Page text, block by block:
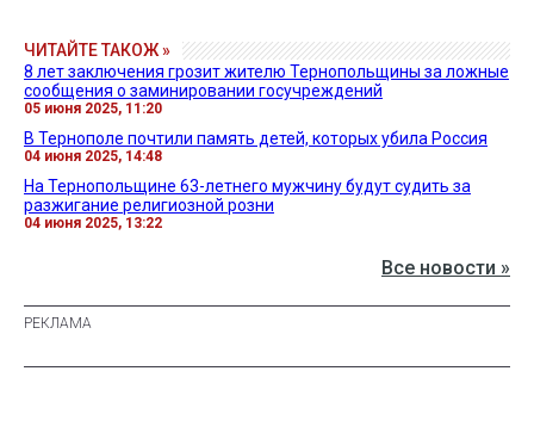
ЧИТАЙТЕ ТАКОЖ »
8 лет заключения грозит жителю Тернопольщины за ложные
сообщения о заминировании госучреждений
05 июня 2025, 11:20
В Тернополе почтили память детей, которых убила Россия
04 июня 2025, 14:48
На Тернопольщине 63-летнего мужчину будут судить за
разжигание религиозной розни
04 июня 2025, 13:22
Все новости »